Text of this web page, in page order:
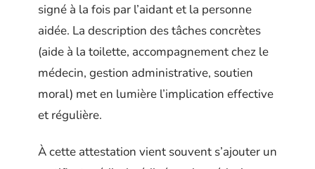
signé à la fois par l’aidant et la personne
aidée. La description des tâches concrètes
(aide à la toilette, accompagnement chez le
médecin, gestion administrative, soutien
moral) met en lumière l’implication effective
et régulière.
À cette attestation vient souvent s’ajouter un